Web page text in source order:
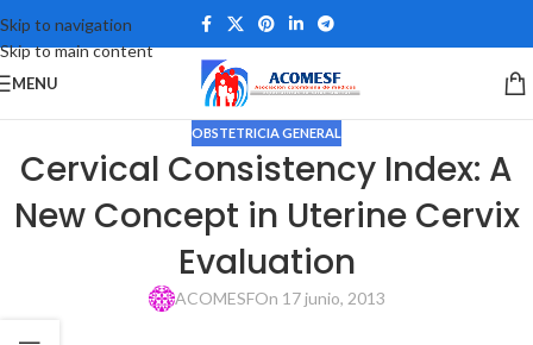
Skip to navigation
Skip to main content
MENU
OBSTETRICIA GENERAL
Cervical Consistency Index: A
New Concept in Uterine Cervix
Evaluation
ACOMESFOn 17 junio, 2013